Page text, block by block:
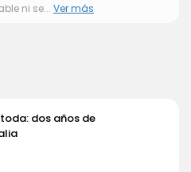
ni se... Ver más
dos años de